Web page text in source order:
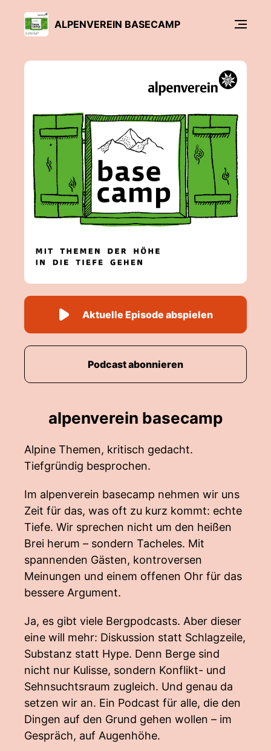
ALPENVEREIN BASECAMP
alpenverein basecamp
Alpine Themen, kritisch gedacht.
Tiefgründig besprochen.
Im alpenverein basecamp nehmen wir uns
Zeit für das, was oft zu kurz kommt: echte
Tiefe. Wir sprechen nicht um den heißen
Brei herum – sondern Tacheles. Mit
spannenden Gästen, kontroversen
Meinungen und einem offenen Ohr für das
bessere Argument.
Ja, es gibt viele Bergpodcasts. Aber dieser
eine will mehr: Diskussion statt Schlagzeile,
Substanz statt Hype. Denn Berge sind
nicht nur Kulisse, sondern Konflikt- und
Sehnsuchtsraum zugleich. Und genau da
setzen wir an. Ein Podcast für alle, die den
Dingen auf den Grund gehen wollen – im
Gespräch, auf Augenhöhe.
Aktuelle Episode abspielen
Podcast abonnieren